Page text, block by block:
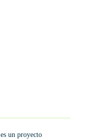
un proyecto